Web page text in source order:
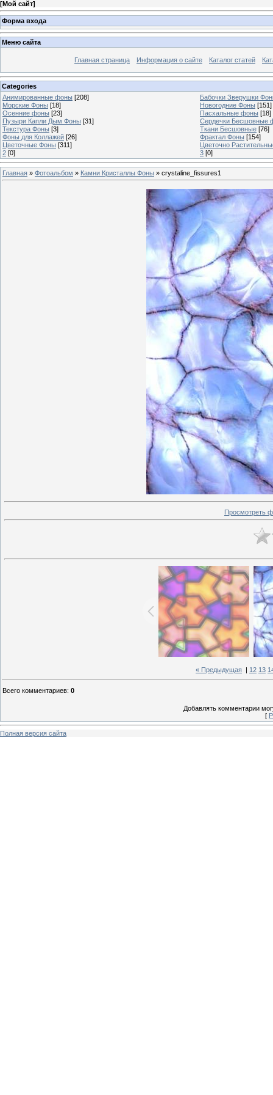
[Мой сайт]
Форма входа
Меню сайта
Главная страница Информация о сайте Каталог статей
Categories
Анимированные фоны [208]
Бабочки Зверушки
Морские Фоны [18] Новогодние Фоны [151]
Осенние фоны [23] Пасхальные фоны [18]
Пузыри Капли Дым Фоны [31]
Сердечки Бесшовные
Текстура Фоны [3] Ткани Бесшовные [76]
Фоны для Коллажей [26] Фрактал Фоны [154]
Цветочные Фоны [311]
Цветочно
2 [0] 3 [0]
Главная » Фотоальбом » Камни Кристаллы Фоны » crystaline_fissures1
Просмотреть
« Предыдущая 12 13
Всего комментариев: 0
Добавлять комментарии
[
Полная версия сайта